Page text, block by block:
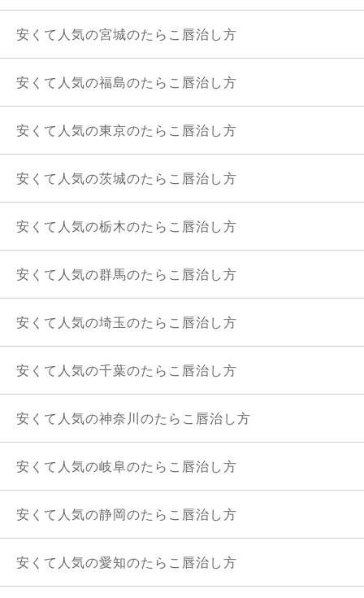
安くて人気の宮城のたらこ唇治し方
安くて人気の福島のたらこ唇治し方
安くて人気の東京のたらこ唇治し方
安くて人気の茨城のたらこ唇治し方
安くて人気の栃木のたらこ唇治し方
安くて人気の群馬のたらこ唇治し方
安くて人気の埼玉のたらこ唇治し方
安くて人気の千葉のたらこ唇治し方
安くて人気の神奈川のたらこ唇治し方
安くて人気の岐阜のたらこ唇治し方
安くて人気の静岡のたらこ唇治し方
安くて人気の愛知のたらこ唇治し方